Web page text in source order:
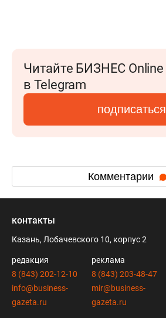
Читайте БИЗНЕС Online
в Telegram
подписаться
Комментарии
контакты
Казань, Лобачевского 10, корпус 2
редакция
8 (843) 202-12-10
info@business-
gazeta.ru
реклама
8 (843) 203-48-47
mir@business-
gazeta.ru